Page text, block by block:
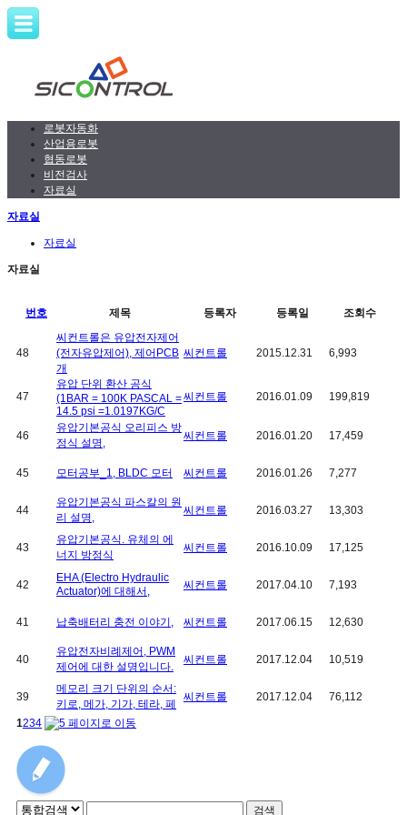
로봇자동화
산업용로봇
협동로봇
비전검사
자료실
자료실
자료실
자료실
번호 제목 등록자 등록일 조회수
48
씨컨트롤은 유압전자제어
(전자유압제어), 제어PCB
개
씨컨트롤 2015.12.31 6,993
47
유압 단위 환산 공식
(1BAR = 100K PASCAL =
14.5 psi =1.0197KG/C
씨컨트롤 2016.01.09 199,819
46
유압기본공식 오리피스 방
정식 설명,
씨컨트롤 2016.01.20 17,459
45 모터공부_1, BLDC 모터 씨컨트롤 2016.01.26 7,277
44
유압기본공식 파스칼의 원
리 설명,
씨컨트롤 2016.03.27 13,303
43
유압기본공식. 유체의 에
너지 방정식
씨컨트롤 2016.10.09 17,125
42
EHA (Electro Hydraulic
Actuator)에 대해서,
씨컨트롤 2017.04.10 7,193
41 납축배터리 충전 이야기, 씨컨트롤 2017.06.15 12,630
40
유압전자비례제어, PWM
제어에 대한 설명입니다.
씨컨트롤 2017.12.04 10,519
39
메모리 크기 단위의 순서:
키로, 메가, 기가, 테라, 페
씨컨트롤 2017.12.04 76,112
1234